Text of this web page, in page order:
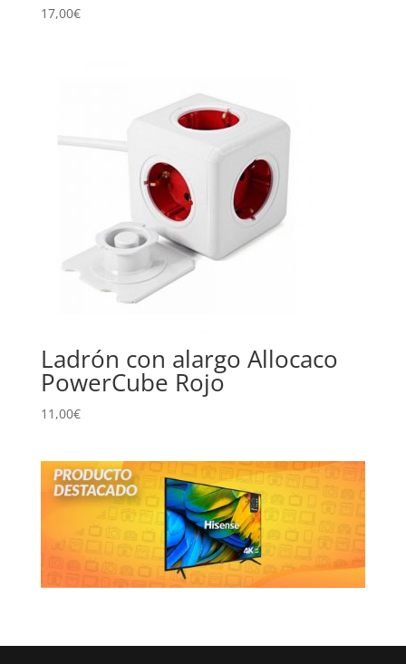
17,00€
Ladrón con alargo Allocaco
PowerCube Rojo
11,00€